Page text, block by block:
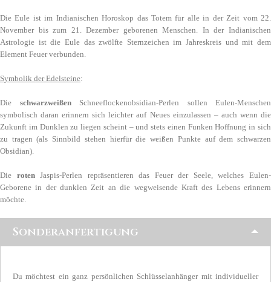
Die Eule ist im Indianischen Horoskop das Totem für alle in der Zeit vom 22.
November bis zum 21. Dezember geborenen Menschen. In der Indianischen
Astrologie ist die Eule das zwölfte Sternzeichen im Jahreskreis und mit dem
Element Feuer verbunden.
Symbolik der Edelsteine:
Die schwarzweißen Schneeflockenobsidian-Perlen
sollen Eulen-Menschen
symbolisch daran erinnern sich leichter auf Neues einzulassen – auch wenn die
Zukunft im Dunklen zu liegen scheint – und stets einen Funken Hoffnung in sich
zu tragen (als Sinnbild stehen hierfür die weißen Punkte auf dem schwarzen
Obsidian).
Die rotenJaspis-Perlen repräsentieren das Feuer der Seele, welches Eulen-
Geborene in der dunklen Zeit an die wegweisende Kraft des Lebens erinnern
möchte.
Sonderanfertigung
Du möchtest ein ganz persönlichen Schlüsselanhänger mit individueller